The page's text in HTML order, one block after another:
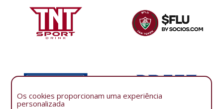
Os cookies proporcionam uma experiência
personalizada